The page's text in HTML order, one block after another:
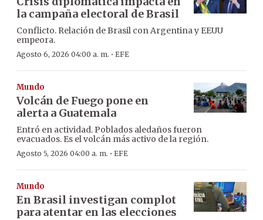
la campaña electoral de Brasil
Conflicto. Relación de Brasil con Argentina y EEUU
empeora.
Agosto 6, 2026 04:00 a. m. · EFE
Mundo
Volcán de Fuego pone en
alerta a Guatemala
Entró en actividad. Poblados aledaños fueron
evacuados. Es el volcán más activo de la región.
Agosto 5, 2026 04:00 a. m. · EFE
Mundo
En Brasil investigan complot
para atentar en las elecciones